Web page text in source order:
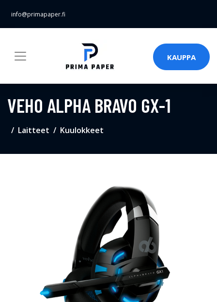
info@primapaper.fi
KAUPPA
VEHO ALPHA BRAVO GX-1
Laitteet Kuulokkeet